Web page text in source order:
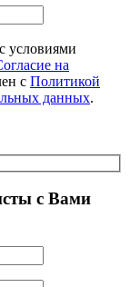
условиями
на
с Политикой
данных.
с Вами